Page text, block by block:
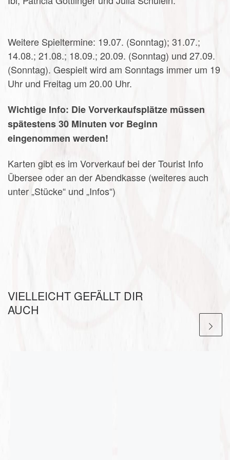
Weitere Spieltermine: 19.07. (Sonntag); 31.07.;
14.08.; 21.08.; 18.09.; 20.09. (Sonntag) und 27.09.
(Sonntag). Gespielt wird am Sonntags immer um 19
Uhr und Freitag um 20.00 Uhr.
Wichtige Info: Die Vorverkaufsplätze müssen
spätestens 30 Minuten vor Beginn
eingenommen werden!
Karten gibt es im Vorverkauf bei der Tourist Info
Übersee oder an der Abendkasse (weiteres auch
unter „Stücke“ und „Infos“)
VIELLEICHT GEFÄLLT DIR
AUCH